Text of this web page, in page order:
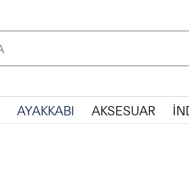
AYAKKABI AKSESUAR